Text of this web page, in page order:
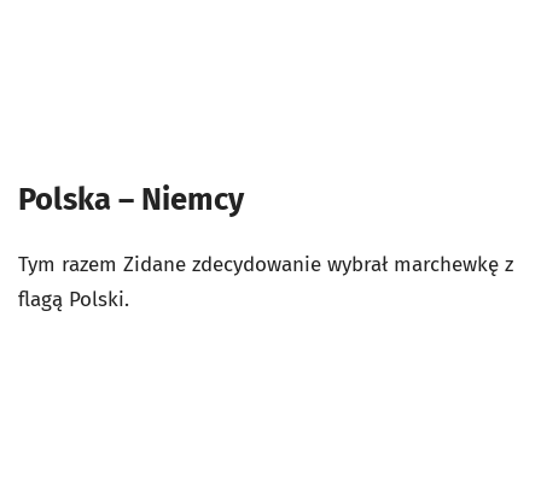
Polska – Niemcy
Tym razem Zidane zdecydowanie wybrał marchewkę z
flagą Polski.